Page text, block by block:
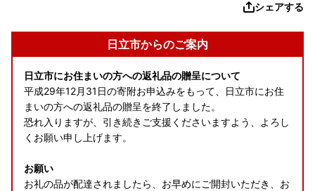
シェアする
日立市からのご案内
日立市にお住まいの方への返礼品の贈呈について
平成29年12月31日の寄附お申込みをもって、日立市にお住
まいの方への返礼品の贈呈を終了しました。
恐れ入りますが、引き続きご支援くださいますよう、よろし
くお願い申し上げます。
お願い
お礼の品が配達されましたら、お早めにご開封いただき、お